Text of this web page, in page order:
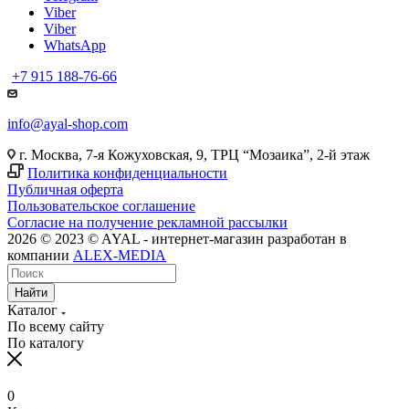
Viber
Viber
WhatsApp
+7 915 188-76-66
info@ayal-shop.com
г. Москва, 7-я Кожуховская, 9, ТРЦ “Мозаика”, 2-й этаж
Политика конфиденциальности
Публичная оферта
Пользовательское соглашение
Согласие на получение рекламной рассылки
2026 © 2023 © AYAL - интернет-магазин разработан в
компании ALEX-MEDIA
Найти
Каталог
По всему сайту
По каталогу
0